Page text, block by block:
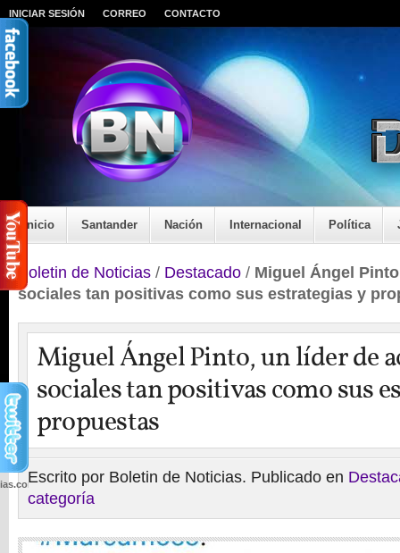
INICIAR SESIÓN CORREO CONTACTO
Inicio Santander Nación Internacional Política
Boletin de Noticias / Destacado / Miguel Ángel
sociales tan positivas como sus estrategias y
Miguel Ángel Pinto, un líder de
sociales tan positivas como sus
propuestas
Escrito por Boletin de Noticias. Publicado en
categoría
wp-